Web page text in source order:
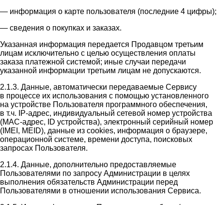
— информация о карте пользователя (последние 4 цифры);
— сведения о покупках и заказах.
Указанная информация передается Продавцом третьим
лицам исключительно с целью осуществления оплаты
заказа платежной системой; иные случаи передачи
указанной информации третьим лицам не допускаются.
2.1.3. Данные, автоматически передаваемые Сервису
в процессе их использования с помощью установленного
на устройстве Пользователя программного обеспечения,
в т.ч. IP-адрес, индивидуальный сетевой номер устройства
(MAC-адрес, ID устройства), электронный серийный номер
(IMEI, MEID), данные из cookies, информация о браузере,
операционной системе, времени доступа, поисковых
запросах Пользователя.
2.1.4. Данные, дополнительно предоставляемые
Пользователями по запросу Администрации в целях
выполнения обязательств Администрации перед
Пользователями в отношении использования Сервиса.